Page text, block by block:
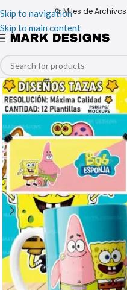
Skip to navigation
Skip to main content
📁 Miles de